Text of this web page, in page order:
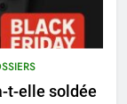
t-elle soldée